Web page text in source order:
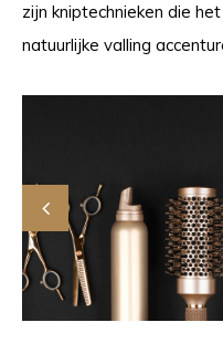
zijn kniptechnieken die
natuurlijke valling